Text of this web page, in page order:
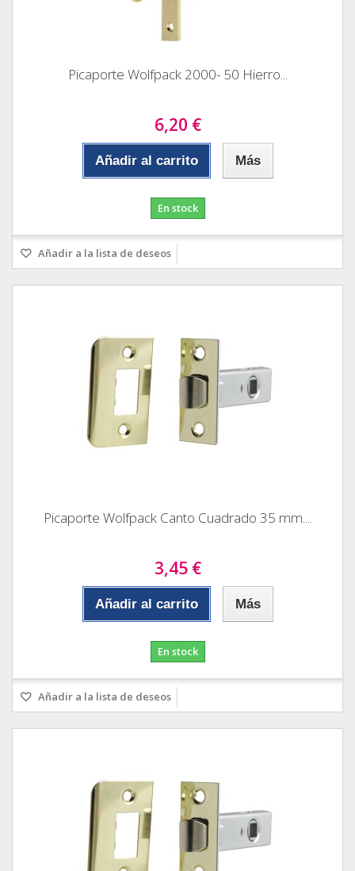
Picaporte Wolfpack 2000- 50 Hierro...
6,20 €
Añadir al carrito Más
En stock
Añadir a la lista de deseos
Picaporte Wolfpack Canto Cuadrado 35 mm....
3,45 €
Añadir al carrito Más
En stock
Añadir a la lista de deseos